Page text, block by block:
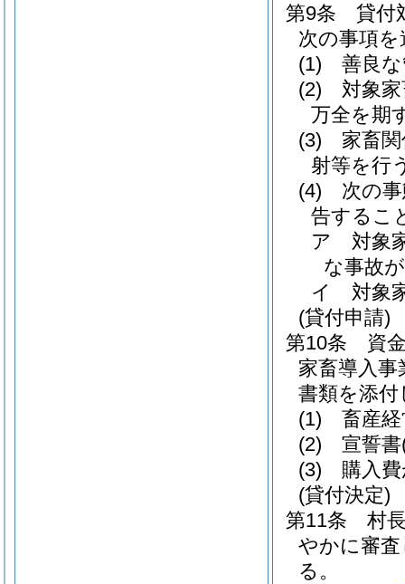
第9条
貸付
次の事項
(1)
善良
(2)
対象
万全を期
(3)
家畜
射等を行
(4)
次の
告するこ
ア
対象
な事故
イ
対象
(貸付申請)
第10条
資
家畜導入事
書類を添
(1)
畜産
(2)
宣誓書
(3)
購入
(貸付決定)
第11条
村
やかに審
る。